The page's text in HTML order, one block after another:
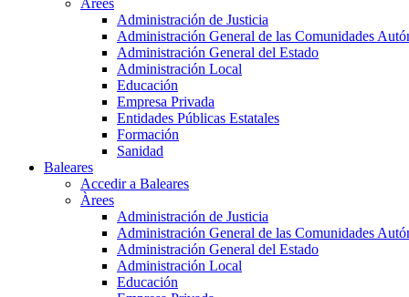
Àrees
Administración de Justicia
Administración General de las Comunidades
Administración General del Estado
Administración Local
Educación
Empresa Privada
Entidades Públicas Estatales
Formación
Sanidad
Baleares
Accedir a Baleares
Àrees
Administración de Justicia
Administración General de las Comunidades
Administración General del Estado
Administración Local
Educación